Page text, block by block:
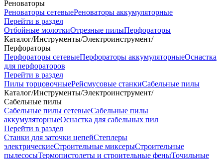
Реноваторы
Реноваторы сетевыеРеноваторы аккумуляторные
Перейти в раздел
Отбойные молоткиОтрезные пилыПерфораторы
Каталог/Инструменты/Электроинструмент/
Перфораторы
Перфораторы сетевыеПерфораторы аккумуляторныеОснастка
для перфораторов
Перейти в раздел
Пилы торцовочныеРейсмусовые станкиСабельные пилы
Каталог/Инструменты/Электроинструмент/
Сабельные пилы
Сабельные пилы сетевыеСабельные пилы
аккумуляторныеОснастка для сабельных пил
Перейти в раздел
Станки для заточки цепейСтеплеры
электрическиеСтроительные миксерыСтроительные
пылесосыТермопистолеты и строительные феныТочильные